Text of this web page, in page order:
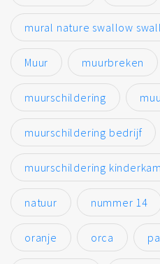
mural nature swallow
Muur muurbreken
muurschildering
muurschildering bedrijf
muurschildering
natuur nummer 14
oranje orca